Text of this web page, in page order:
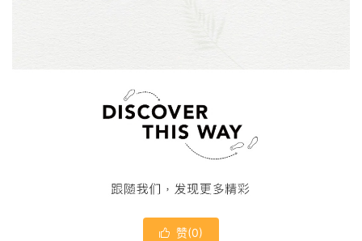
 赞(0)